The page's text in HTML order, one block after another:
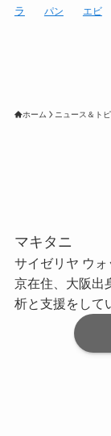
ラ
パン エビ
ホーム ニュース＆ト
マキタニ
サイゼリヤ ウ
京在住、大阪出
析と支援をして